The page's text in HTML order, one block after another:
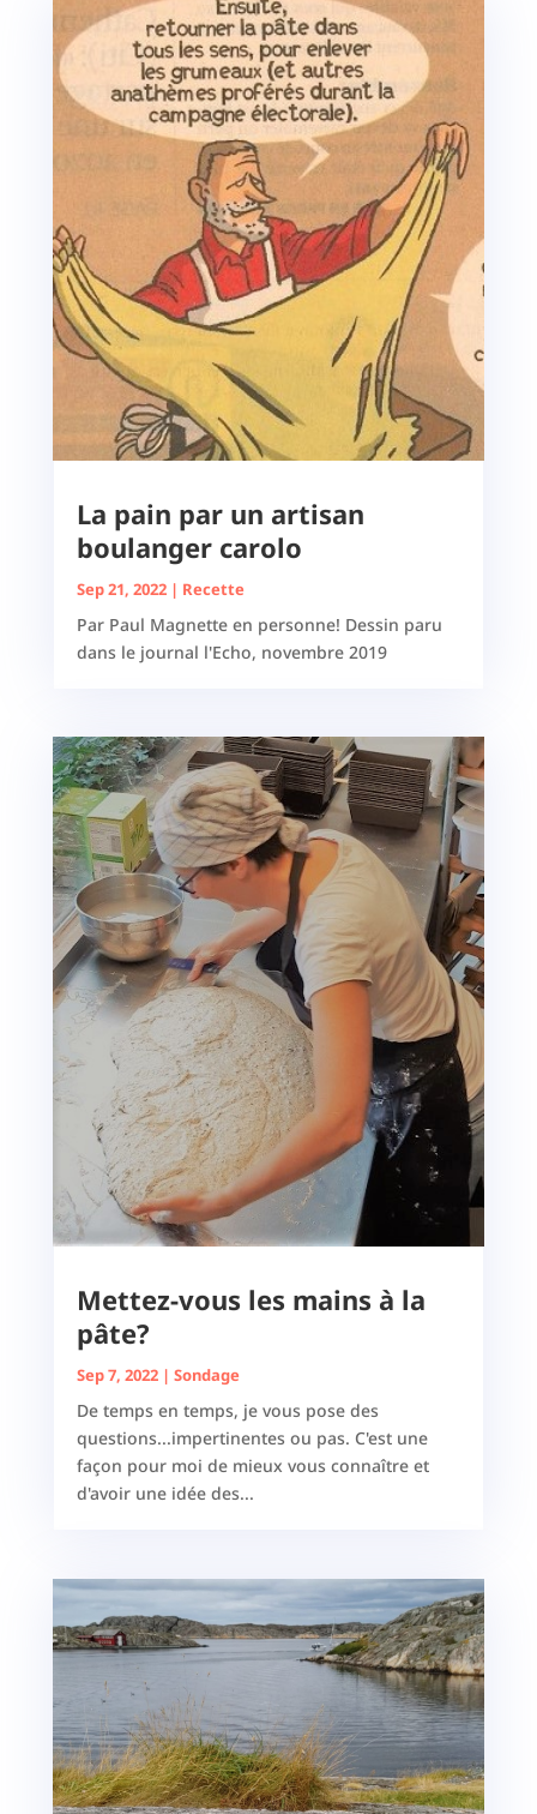
La pain par un artisan
boulanger carolo
Sep 21, 2022| Recette
Par Paul Magnette en personne! Dessin paru
dans le journal l'Echo, novembre 2019
Mettez-vous les mains à la
pâte?
Sep 7, 2022| Sondage
De temps en temps, je vous pose des
questions...impertinentes ou pas. C'est une
façon pour moi de mieux vous connaître et
d'avoir une idée des...